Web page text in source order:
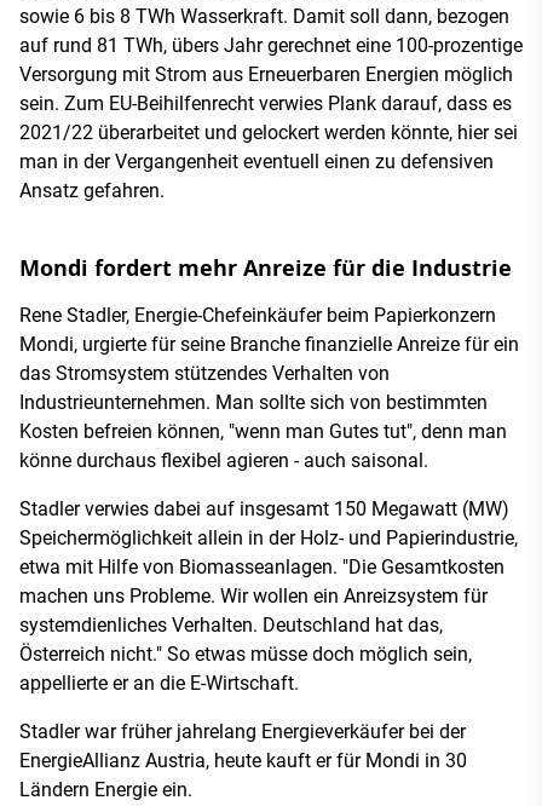
sowie 6 bis 8 TWh Wasserkraft. Damit soll dann, bezogen
auf rund 81 TWh, übers Jahr gerechnet eine 100-prozentige
Versorgung mit Strom aus Erneuerbaren Energien möglich
sein. Zum EU-Beihilfenrecht verwies Plank darauf, dass es
2021/22 überarbeitet und gelockert werden könnte, hier sei
man in der Vergangenheit eventuell einen zu defensiven
Ansatz gefahren.
Mondi fordert mehr Anreize für die Industrie
Rene Stadler, Energie-Chefeinkäufer beim Papierkonzern
Mondi, urgierte für seine Branche finanzielle Anreize für ein
das Stromsystem stützendes Verhalten von
Industrieunternehmen. Man sollte sich von bestimmten
Kosten befreien können, "wenn man Gutes tut", denn man
könne durchaus flexibel agieren - auch saisonal.
Stadler verwies dabei auf insgesamt 150 Megawatt (MW)
Speichermöglichkeit allein in der Holz- und Papierindustrie,
etwa mit Hilfe von Biomasseanlagen. "Die Gesamtkosten
machen uns Probleme. Wir wollen ein Anreizsystem für
systemdienliches Verhalten. Deutschland hat das,
Österreich nicht." So etwas müsse doch möglich sein,
appellierte er an die E-Wirtschaft.
Stadler war früher jahrelang Energieverkäufer bei der
EnergieAllianz Austria, heute kauft er für Mondi in 30
Ländern Energie ein.